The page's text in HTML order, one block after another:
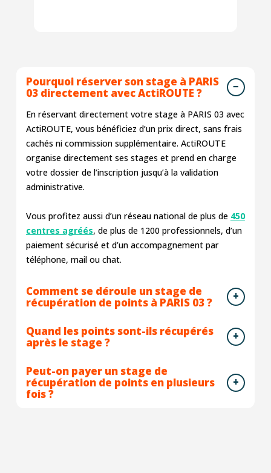
Pourquoi réserver son stage à PARIS
03 directement avec ActiROUTE ?
En réservant directement votre stage à PARIS 03 avec
ActiROUTE, vous bénéficiez d’un prix direct, sans frais
cachés ni commission supplémentaire. ActiROUTE
organise directement ses stages et prend en charge
votre dossier de l’inscription jusqu’à la validation
administrative.
Vous profitez aussi d’un réseau national de plus de 450
centres agréés, de plus de 1200 professionnels, d’un
paiement sécurisé et d’un accompagnement par
téléphone, mail ou chat.
Comment se déroule un stage de
récupération de points à PARIS 03 ?
Quand les points sont-ils récupérés
après le stage ?
Peut-on payer un stage de
récupération de points en plusieurs
fois ?